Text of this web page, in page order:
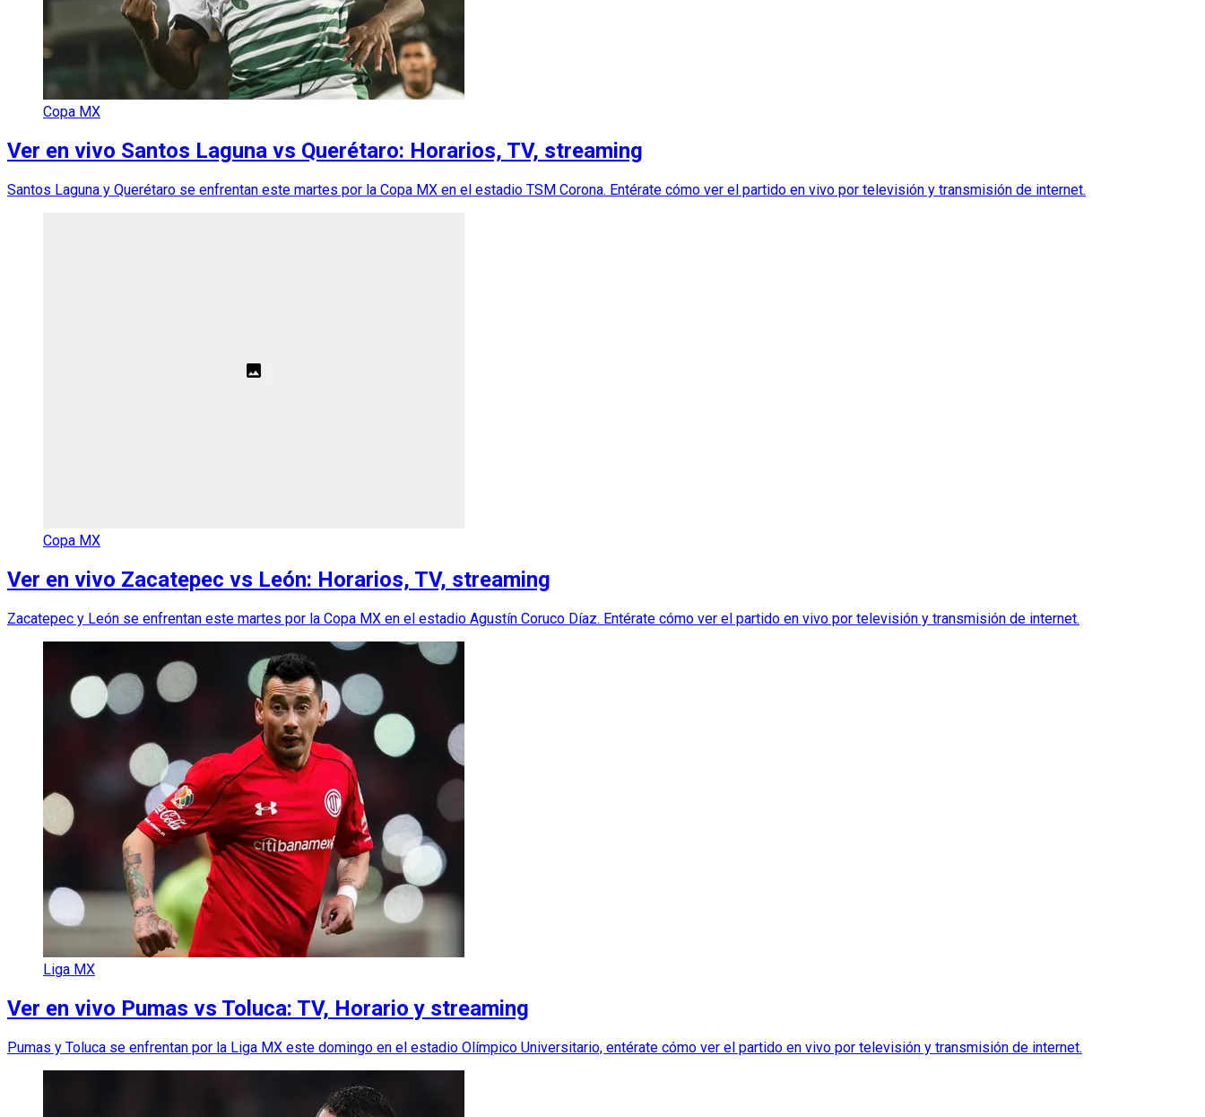
Copa MX
Ver en vivo Santos Laguna vs Querétaro: Horarios, TV, streaming
Santos Laguna y Querétaro se enfrentan este martes por la Copa MX en el estadio TSM Corona. Entérate cómo ver el partido en vivo por televisión y transmisión de internet.
Copa MX
Ver en vivo Zacatepec vs León: Horarios, TV, streaming
Zacatepec y León se enfrentan este martes por la Copa MX en el estadio Agustín Coruco Díaz. Entérate cómo ver el partido en vivo por televisión y transmisión de internet.
Liga MX
Ver en vivo Pumas vs Toluca: TV, Horario y streaming
Pumas y Toluca se enfrentan por la Liga MX este domingo en el estadio Olímpico Universitario, entérate cómo ver el partido en vivo por televisión y transmisión de internet.